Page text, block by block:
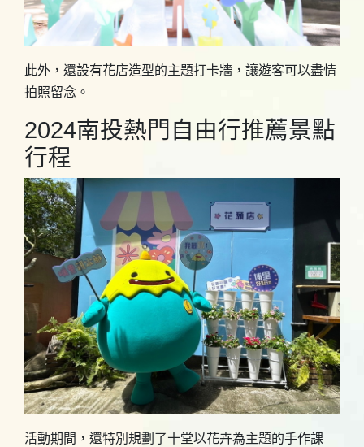
此外，還設有花店造型的主題打卡牆，讓遊客可以盡情
拍照留念。
2024南投熱門自由行推薦景點
行程
活動期間，還特別規劃了十堂以花卉為主題的手作課